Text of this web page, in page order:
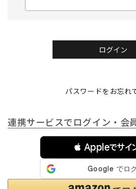
必
ログイン
パスワードをお忘れ
連携サービスでログイン・会
 Appleでサイ